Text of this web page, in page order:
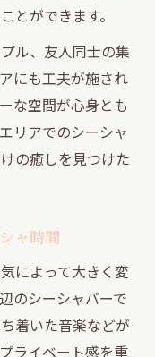
とができます。
ル、友人同士の集
にも工夫が施され
な空間が心身とも
リアでのシーシャ
の癒しを見つけた
ャ時間
によって大きく変
のシーシャバーで
着いた音楽などが
ライベート感を重